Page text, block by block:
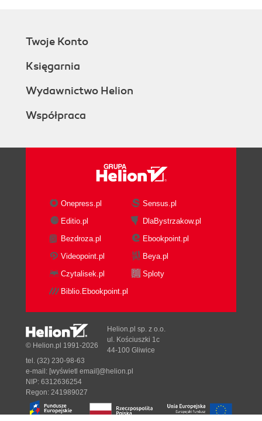
Twoje Konto
Księgarnia
Wydawnictwo Helion
Współpraca
Onepress.pl
Sensus.pl
Editio.pl
DlaBystrzakow.pl
Bezdroza.pl
Ebookpoint.pl
Videopoint.pl
Beya.pl
Czytalisek.pl
Sploty
Biblio.Ebookpoint.pl
© Helion.pl 1991-2026
Helion.pl sp. z o.o.
ul. Kościuszki 1c
44-100 Gliwice
tel. (32) 230-98-63
e-mail: [wyświetl email]@helion.pl
NIP: 6312636254
Regon: 241989027